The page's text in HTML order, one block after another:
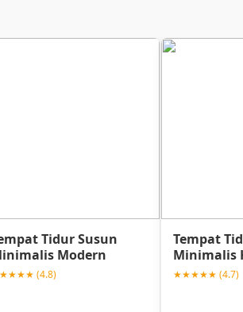
Tidur Susun
Modern
(4.8)
Tempat
Minimalis
★★★★★ (4.7)